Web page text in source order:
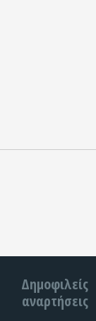
Δημοφιλείς
αναρτήσεις